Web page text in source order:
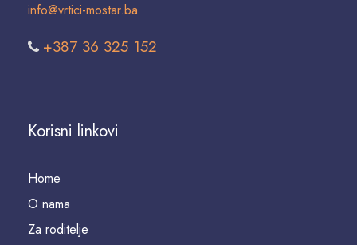
info@vrtici-mostar.ba
+387 36 325 152
Korisni linkovi
Home
O nama
Za roditelje